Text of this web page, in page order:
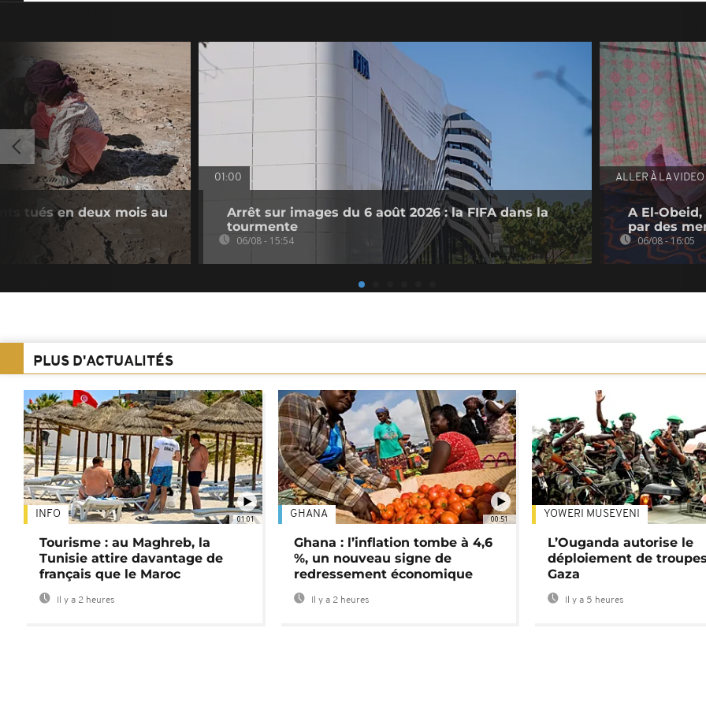
tués en deux mois au
01:00
Arrêt sur images du 6 août 2026 : la FIFA dans la
tourmente
06/08 - 15:54
ALLER À LA VIDEO
A El-
par des
06/08 - 16:05
PLUS D'ACTUALITÉS
01:01
INFO
Tourisme : au Maghreb, la
Tunisie attire davantage de
français que le Maroc
Il y a 2 heures
00:51
GHANA
Ghana : l’inflation tombe à 4,6
%, un nouveau signe de
redressement économique
Il y a 2 heures
YOWERI MUSEVENI
L’Ouganda autorise le
déploiement de
Gaza
Il y a 5 heures